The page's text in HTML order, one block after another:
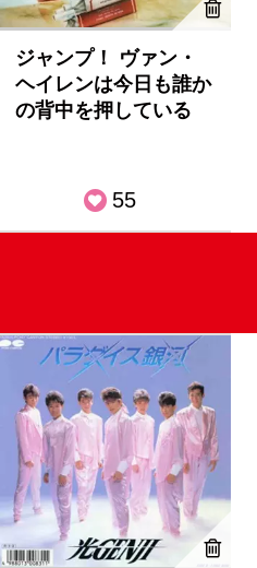
ジャンプ！ ヴァン・
ヘイレンは今日も誰か
の背中を押している
55